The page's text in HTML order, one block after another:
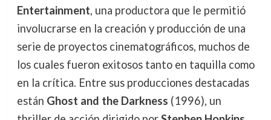
Entertainment, una productora que le permitió
involucrarse en la creación y producción de una
serie de proyectos cinematográficos, muchos de
los cuales fueron exitosos tanto en taquilla como
en la crítica. Entre sus producciones destacadas
están Ghost and the Darkness (1996), un